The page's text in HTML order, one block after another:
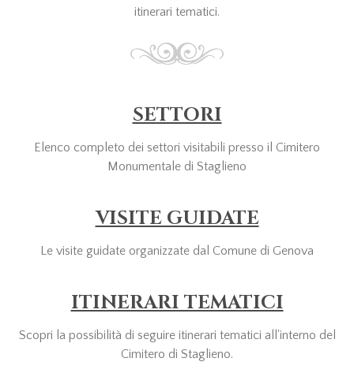
itinerari tematici.
SETTORI
Elenco completo dei settori visitabili presso il Cimitero
Monumentale di Staglieno
VISITE GUIDATE
Le visite guidate organizzate dal Comune di Genova
ITINERARI TEMATICI
Scopri la possibilità di seguire itinerari tematici all'interno del
Cimitero di Staglieno.